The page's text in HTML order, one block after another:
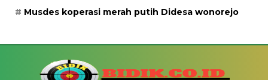
Musdes koperasi merah putih Didesa wonorejo